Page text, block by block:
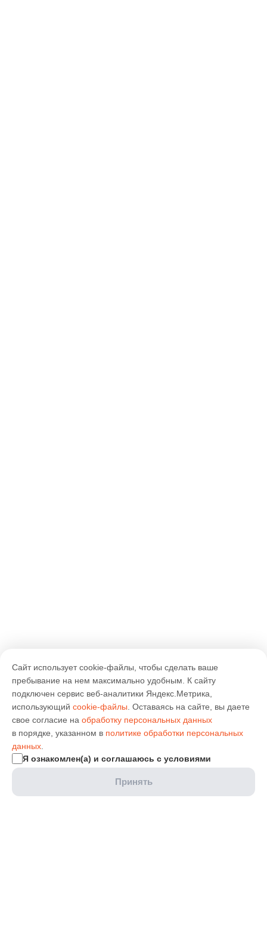
Сайт использует cookie-файлы, чтобы сделать ваше
пребывание на нем максимально удобным. К cайту
подключен сервис веб-аналитики Яндекс.Метрика,
использующий cookie-файлы . Оставаясь на сайте, вы даете
свое согласие на обработку персональных данных
в порядке, указанном в политике обработки персональных
данных
Я ознакомлен(а) и соглашаюсь с условиями
Принять